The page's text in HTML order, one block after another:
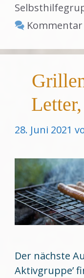
28. Juni 2021
Der nächste
Aktivgruppe’